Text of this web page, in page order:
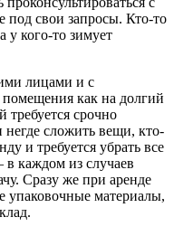
свои запросы. Кто-то
у кого-то зимует
лицами и с
как на долгий
требуется срочно
негде сложить вещи, кто-
и требуется убрать все
каждом из случаев
Сразу же при аренде
упаковочные материалы,